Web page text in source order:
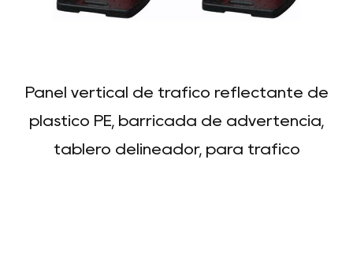
Panel vertical de tráfico reflectante de
plástico PE, barricada de advertencia,
tablero delineador, para tráfico